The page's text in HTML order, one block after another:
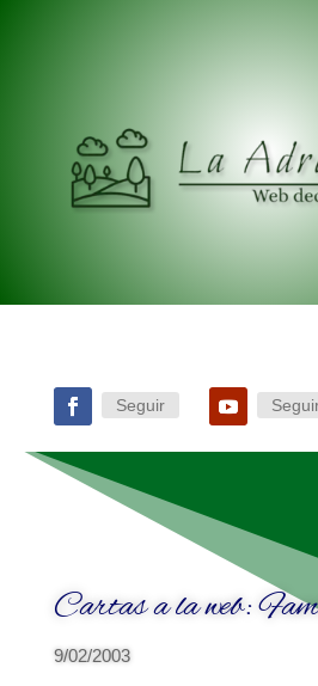
Seguir
Cartas a la web:
9/02/2003